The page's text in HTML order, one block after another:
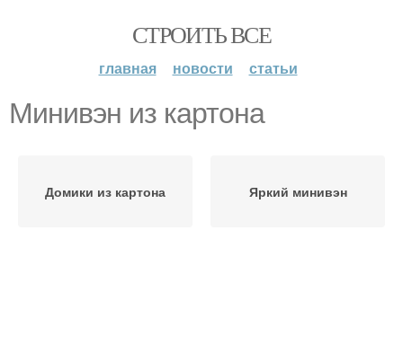
СТРОИТЬ ВСЕ
главная новости статьи
Минивэн из картона
Домики из картона Яркий минивэн